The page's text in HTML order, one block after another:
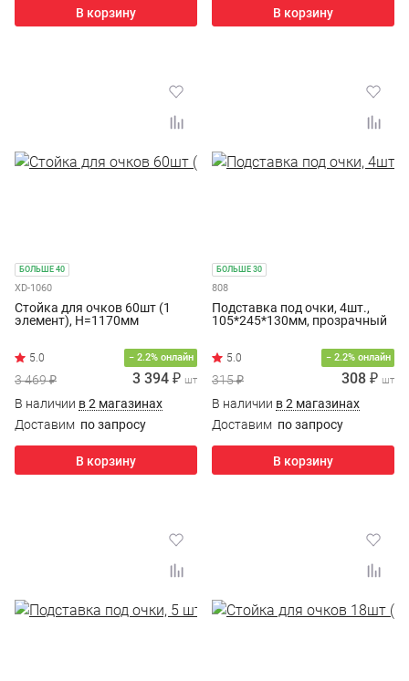
В корзину В корзину
БОЛЬШЕ 40
XD-1060
Стойка для очков 60шт (1
элемент), H=1170мм
− 2.2% онлайн
3 469 ₽ 3 394 ₽ шт
В наличии в 2 магазинах
Доставим по запросу
В корзину
БОЛЬШЕ 30
808
Подставка под очки, 4шт.,
105*245*130мм, прозрачный
− 2.2% онлайн
315 ₽ 308 ₽ шт
В наличии в 2 магазинах
Доставим по запросу
В корзину